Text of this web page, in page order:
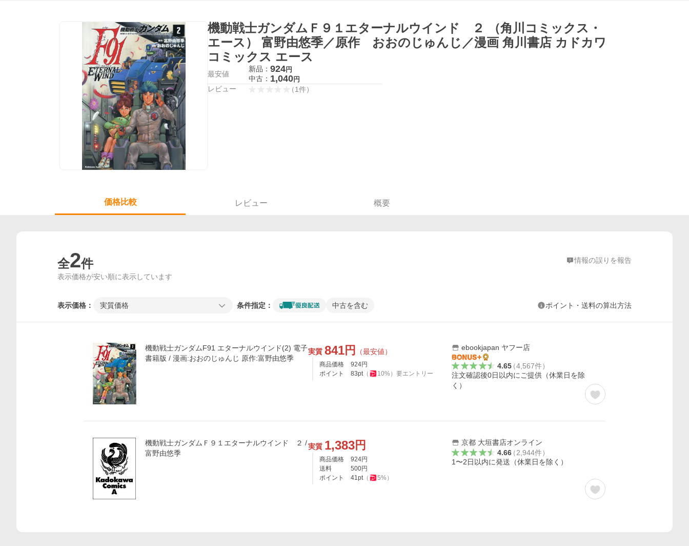
機動戦士ガンダムＦ９１エターナルウインド ２ （角川コミックス・
エース） 富野由悠季／原作 おおのじゅんじ／漫画 角川書店 カドカワ
コミックス エース
最安値
新品： 924円
中古： 1,040円
レビュー （1件）
価格比較 レビュー 概要
全2件 情報の誤りを報告
表示価格が安い順に表示しています
表示価格： 実質価格 条件指定： 中古を含む ポイント・送料の算出方法
機動戦士ガンダムF91 エターナルウインド(2) 電子
書籍版 / 漫画:おおのじゅんじ 原作:富野由悠季
実質 841円 （最安値）
商品価格 924円
ポイント
83pt（ 10%） 要エントリー
ebookjapan ヤフー店
4.65（4,567件）
注文確認後0日以内にご提供（休業日を除
く）
機動戦士ガンダムＦ９１エターナルウインド ２ /
富野由悠季
実質 1,383円
商品価格 924円
送料
500円
ポイント
41pt（ 5%）
京都 大垣書店オンライン
4.66（2,944件）
1〜2日以内に発送（休業日を除く）